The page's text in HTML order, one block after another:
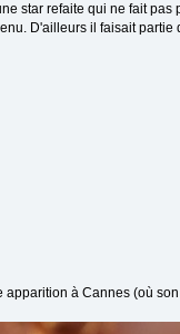
star refaite qui ne fait
D'ailleurs il faisait
à Cannes (où